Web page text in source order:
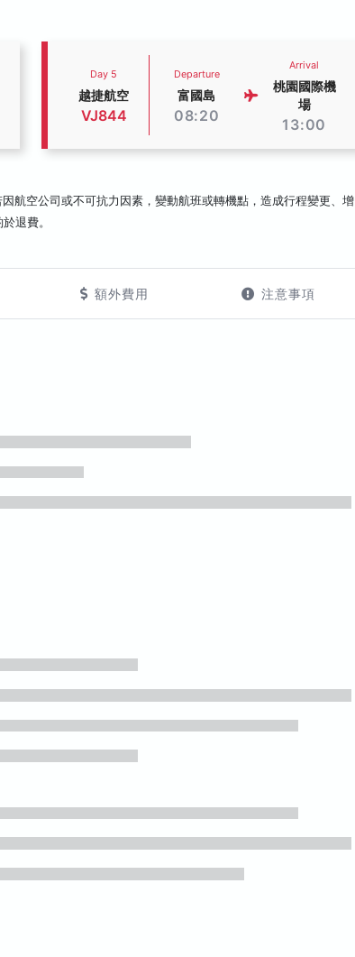
Day 5
越捷航空
VJ844
Departure
富國島
08:20
Arrival
桃園國際機
場
13:00
航空公司或不可抗力因素，變動航班或轉機點，造成行程變更、增
退費。
額外費用 注意事項